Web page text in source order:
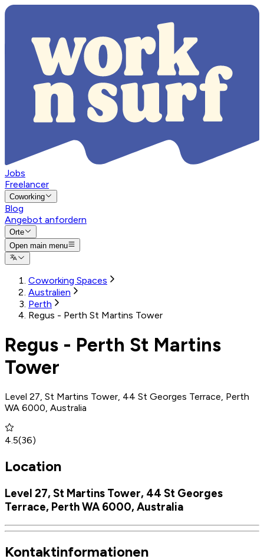
Jobs
Freelancer
Coworking
Blog
Angebot anfordern
Orte
Open main menu
Coworking Spaces
Australien
Perth
Regus - Perth St Martins Tower
Regus - Perth St Martins
Tower
Level 27, St Martins Tower, 44 St Georges Terrace, Perth
WA 6000, Australia
4.5(36)
Location
Level 27, St Martins Tower, 44 St Georges
Terrace, Perth WA 6000, Australia
Kontaktinformationen